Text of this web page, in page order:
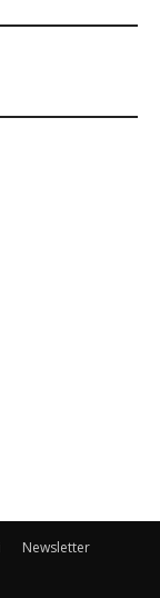
Newsletter